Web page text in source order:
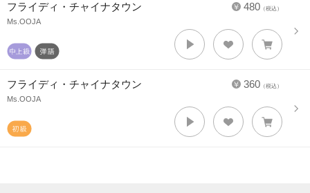
480 （税込）
フライディ・チャイナタウン
Ms.OOJA
360 （税込）
フライディ・チャイナタウン
Ms.OOJA